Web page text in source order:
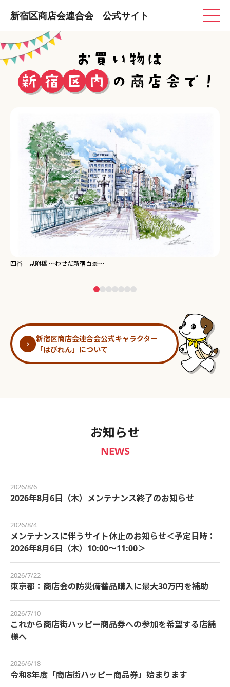
新宿区商店会連合会 公式サイト
新宿区商店会連合会公式キャラクター
「はぴれん」について
お知らせ
NEWS
2026/8/6
2026年8月6日（木）メンテナンス終了のお知らせ
2026/8/4
メンテナンスに伴うサイト休止のお知らせ＜予定日時：
2026年8月6日（木）10:00～11:00＞
2026/7/22
東京都：商店会の防災備蓄品購入に最大30万円を補助
2026/7/10
これから商店街ハッピー商品券への参加を希望する店舗
様へ
2026/6/18
令和8年度「商店街ハッピー商品券」始まります